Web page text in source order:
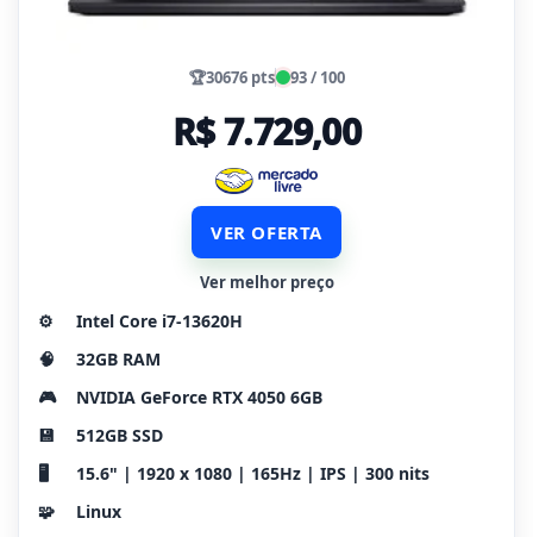
🏆30676 pts 93 / 100
R$ 7.729,00
VER OFERTA
Ver melhor preço
⚙️
Intel Core i7-13620H
🧠
32GB RAM
🎮
NVIDIA GeForce RTX 4050 6GB
💾
512GB SSD
🖥️
15.6" | 1920 x 1080 | 165Hz | IPS | 300 nits
🧩
Linux